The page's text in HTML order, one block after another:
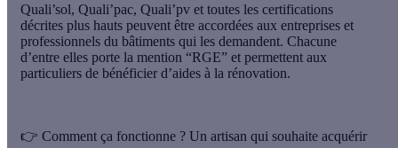
Quali’sol, Quali’pac, Quali’pv et toutes les certifications
décrites plus hauts peuvent être accordées aux entreprises et
professionnels du bâtiments qui les demandent. Chacune
d’entre elles porte la mention “RGE” et permettent aux
particuliers de bénéficier d’aides à la rénovation.
👉 Comment ça fonctionne ? Un artisan qui souhaite acquérir